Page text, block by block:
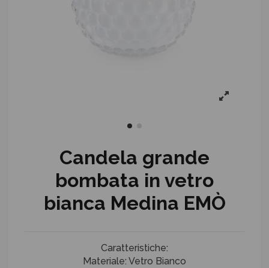
Candela grande
bombata in vetro
bianca Medina EMÒ
Caratteristiche:
Materiale: Vetro Bianco